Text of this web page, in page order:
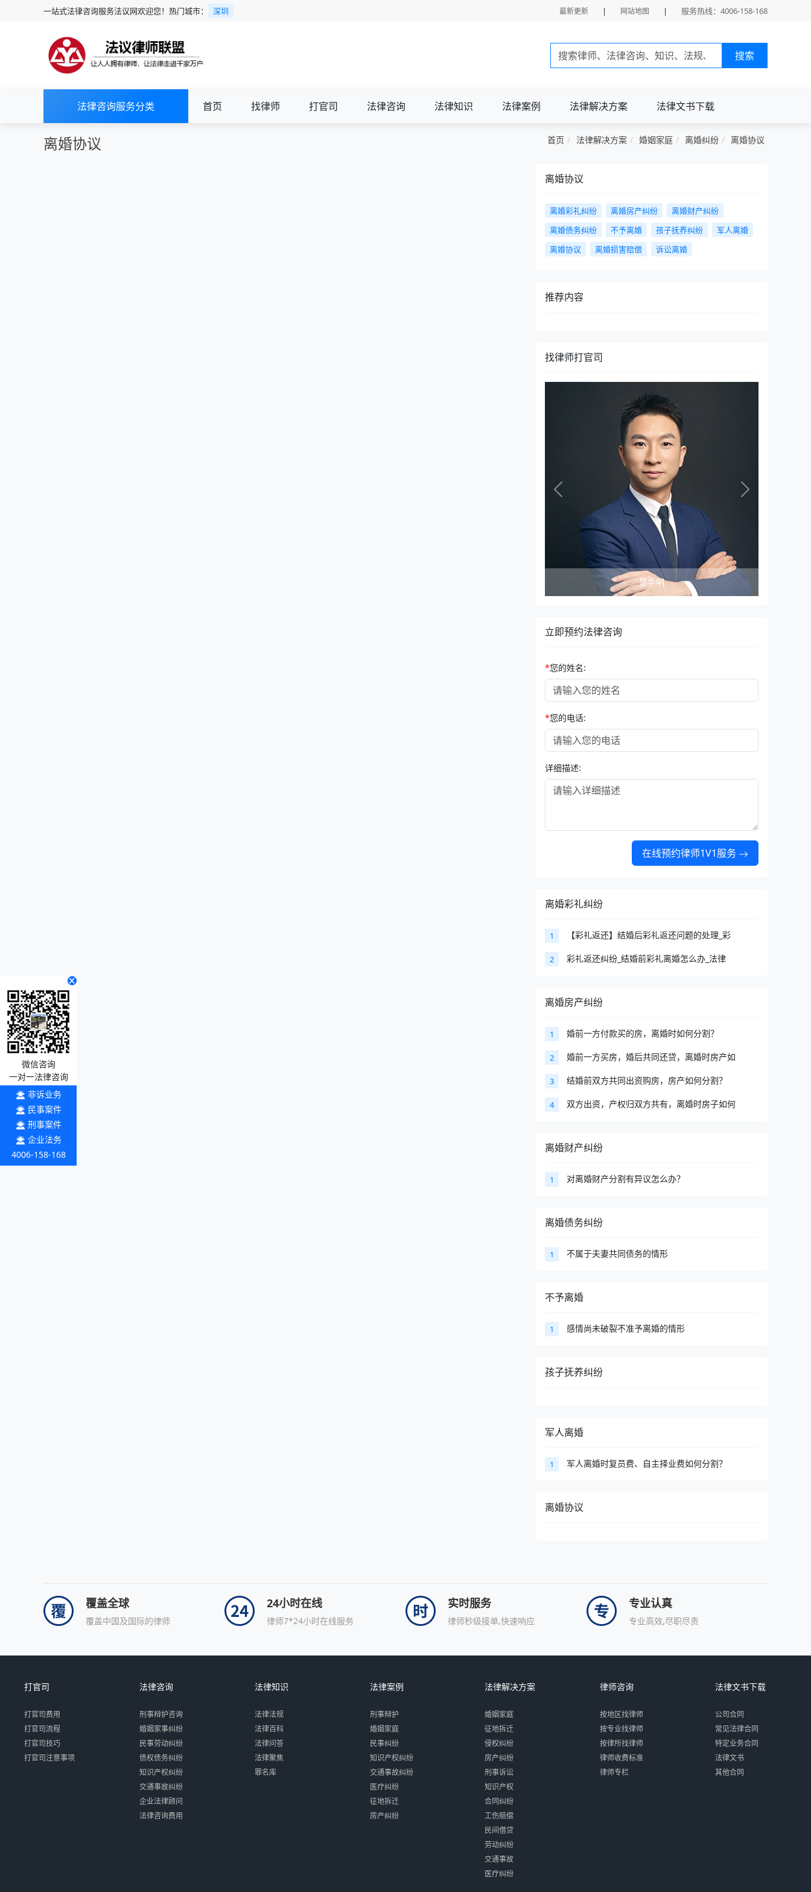
一站式法律咨询服务法议网欢迎您！热门城市： 深圳 最新更新 | 网站地图 | 服务热线：4006-158-168
搜索
法律咨询服务分类 首页 找律师 打官司 法律咨询 法律知识 法律案例 法律解决方案 法律文书下载
离婚协议 首页 法律解决方案 婚姻家庭 离婚纠纷 离婚协议
离婚协议
离婚彩礼纠纷 离婚房产纠纷
离婚财产纠纷
离婚债务纠纷
不予离婚 孩子抚养纠纷
军人离婚
离婚协议
离婚损害赔偿 诉讼离婚
推荐内容
找律师打官司
晏华明
Previous Next
立即预约法律咨询
*您的姓名:
*您的电话:
详细描述:
在线预约律师1V1服务
离婚彩礼纠纷
1 【彩礼返还】结婚后彩礼返还问题的处理_彩
2 彩礼返还纠纷_结婚前彩礼离婚怎么办_法律
离婚房产纠纷
1 婚前一方付款买的房，离婚时如何分割？
2 婚前一方买房，婚后共同还贷，离婚时房产如
3 结婚前双方共同出资购房，房产如何分割？
4 双方出资，产权归双方共有，离婚时房子如何
离婚财产纠纷
1 对离婚财产分割有异议怎么办？
离婚债务纠纷
1 不属于夫妻共同债务的情形
不予离婚
1 感情尚未破裂不准予离婚的情形
孩子抚养纠纷
军人离婚
1 军人离婚时复员费、自主择业费如何分割？
离婚协议
覆盖全球
覆盖中国及国际的律师
24小时在线
律师7*24小时在线服务
实时服务
律师秒级接单,快速响应
专业认真
专业高效,尽职尽责
打官司
打官司费用
打官司流程
打官司技巧
打官司注意事项
法律咨询
刑事辩护咨询
婚姻家事纠纷
民事劳动纠纷
债权债务纠纷
知识产权纠纷
交通事故纠纷
企业法律顾问
法律咨询费用
法律知识
法律法规
法律百科
法律问答
法律聚焦
罪名库
法律案例
刑事辩护
婚姻家庭
民事纠纷
知识产权纠纷
交通事故纠纷
医疗纠纷
征地拆迁
房产纠纷
法律解决方案
婚姻家庭
征地拆迁
侵权纠纷
房产纠纷
刑事诉讼
知识产权
合同纠纷
工伤赔偿
民间借贷
劳动纠纷
交通事故
医疗纠纷
律师咨询
按地区找律师
按专业找律师
按律所找律师
律师收费标准
律师专栏
法律文书下载
公司合同
常见法律合同
特定业务合同
法律文书
其他合同
微信咨询
一对一法律咨询
非诉业务
民事案件
刑事案件
企业法务
4006-158-168